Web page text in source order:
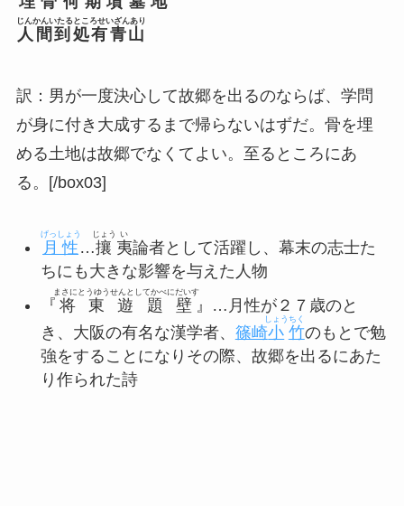
人間到処有青山
じんかんいたるところせいざんあり
訳：男が一度決心して故郷を出るのならば、学問
が身に付き大成するまで帰らないはずだ。骨を埋
める土地は故郷でなくてよい。至るところにあ
る。[/box03]
月性
げっしょう
…攘
じょう
夷
い
論者として活躍し、幕末の志士た
ちにも大きな影響を与えた人物
『 将東遊題壁
まさにとうゆうせんとしてかべにだいす
』…月性が２７歳のと
き、大阪の有名な漢学者、 篠崎小
しょう
竹
ちく
のもとで勉
強をすることになりその際、故郷を出るにあた
り作られた詩